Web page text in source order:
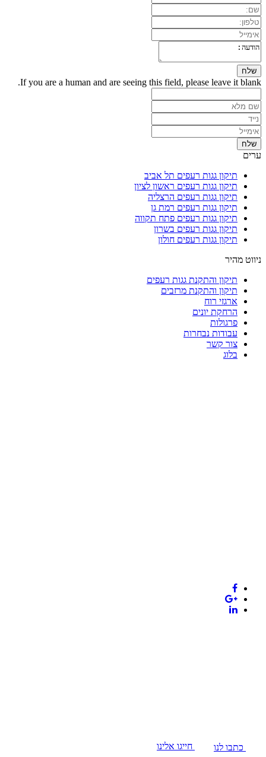
If you are a human and are seeing this field, please leave it blank.
ערים
תיקון גגות רעפים תל אביב
תיקון גגות רעפים ראשון לציון
תיקון גגות רעפים הרצליה
תיקון גגות רעפים רמת גן
תיקון גגות רעפים פתח תקווה
תיקון גגות רעפים בשרון
תיקון גגות רעפים חולון
ניווט מהיר
תיקון והתקנת גגות רעפים
תיקון והתקנת מרזבים
ארגזי רוח
הרחקת יונים
פרגולות
עבודות נבחרות
צור קשר
בלוג
כתבו לנו חייגו אלינו